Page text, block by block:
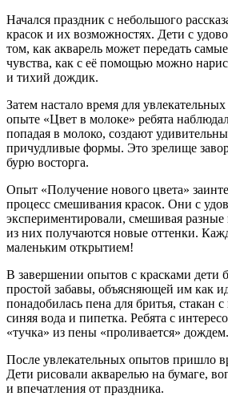
Начался праздник с небольшого
красок и их возможностях. Дети с
том, как акварель может передать
чувства, как с её помощью можно
и тихий дождик.
Затем настало время для
опыте «Цвет в молоке» ребята
попадая в молоко, создают
причудливые формы. Это зрелище
бурю восторга.
Опыт «Получение нового цвета»
процесс смешивания красок. Они с
экспериментировали, смешивая разные
из них получаются новые оттенки.
маленьким открытием!
В завершении опытов с красками дети
простой забавы, объясняющей им как
понадобилась пена для бритья, стакан
синяя вода и пипетка. Ребята с
«тучка» из пены «проливается» дождем.
После увлекательных опытов пришло
Дети рисовали акварелью на бумаге,
и впечатления от праздника.